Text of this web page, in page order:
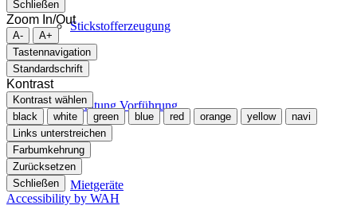
Stickstofferzeugung
Beratung Vorführung
Mietgeräte
Schließen
Zoom In/Out
A-
A+
Tastennavigation
Standardschrift
Kontrast
Kontrast wählen
black
white green blue red orange yellow
navi
Links unterstreichen
Farbumkehrung
Zurücksetzen
Schließen
Accessibility by WAH